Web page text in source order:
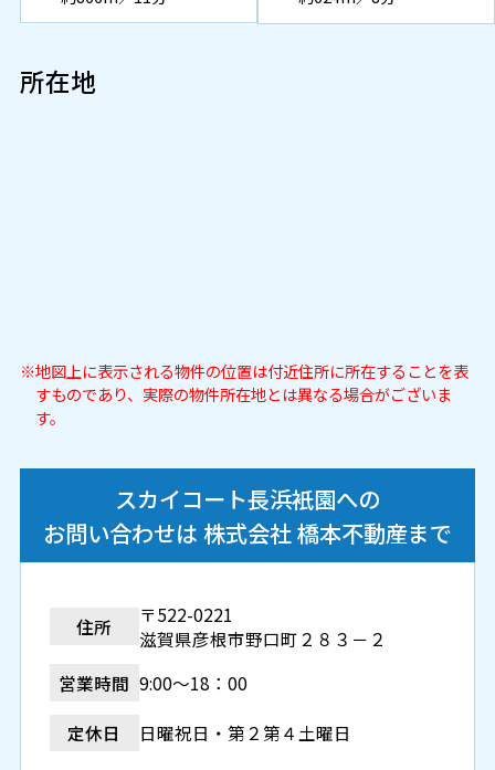
所在地
地図上に表示される物件の位置は付近住所に所在することを表
すものであり、実際の物件所在地とは異なる場合がございま
す。
スカイコート長浜衹園への
お問い合わせは 株式会社 橋本不動産まで
住所
〒522-0221
滋賀県彦根市野口町２８３－２
営業時間 9:00～18：00
定休日 日曜祝日・第２第４土曜日